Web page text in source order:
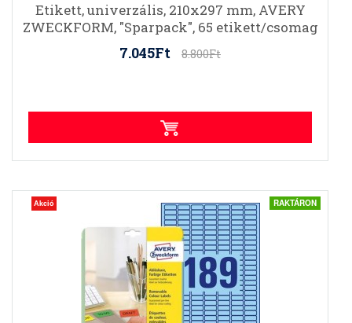
Etikett, univerzális, 210x297 mm, AVERY
ZWECKFORM, "Sparpack", 65 etikett/csomag
7.045Ft 8.800Ft
Akció RAKTÁRON